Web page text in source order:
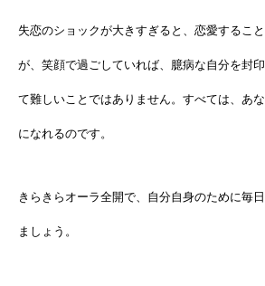
失恋のショックが大きすぎると、恋愛するこ
が、笑顔で過ごしていれば、臆病な自分を封
て難しいことではありません。すべては、あ
になれるのです。
きらきらオーラ全開で、自分自身のために毎
ましょう。